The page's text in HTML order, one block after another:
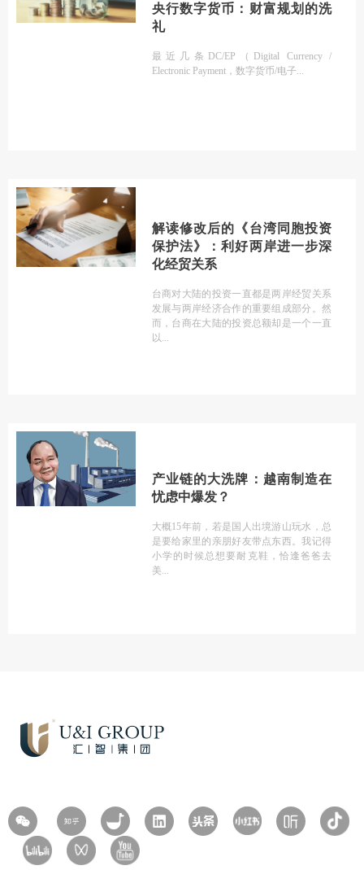
央行数字货币：财富规划的洗
礼
最近几条DC/EP（Digital Currency /
Electronic Payment，数字货币/电子
解读修改后的《台湾同胞投资
保护法》：利好两岸进一步深
化经贸关系
台商对大陆的投资一直都是两岸经贸关系
发展与两岸经济合作的重要组成部分。然
而，台商在大陆的投资总额却是一个一直
以
产业链的大洗牌：越南制造在
忧虑中爆发？
大概15年前，若是国人出境游山玩水，总
是要给家里的亲朋好友带点东西。我记得
小学的时候总想要耐克鞋，恰逢爸爸去
美